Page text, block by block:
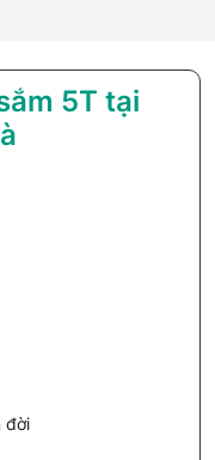
5T tại
đời